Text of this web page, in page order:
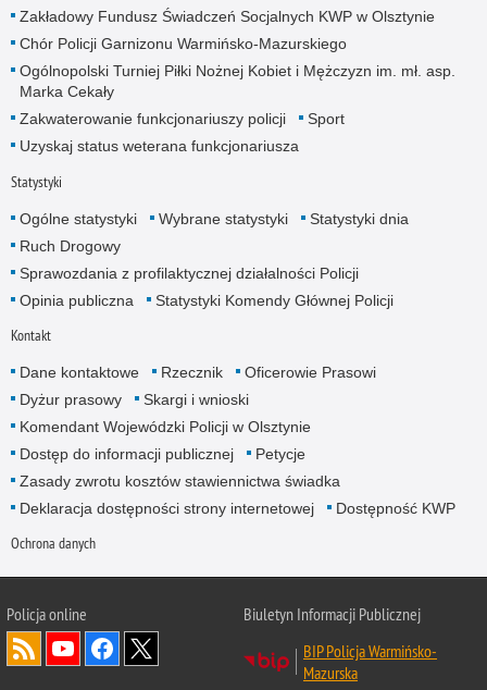
Zakładowy Fundusz Świadczeń Socjalnych KWP w Olsztynie
Chór Policji Garnizonu Warmińsko-Mazurskiego
Ogólnopolski Turniej Piłki Nożnej Kobiet i Mężczyzn im. mł. asp.
Marka Cekały
Zakwaterowanie funkcjonariuszy policji
Sport
Uzyskaj status weterana funkcjonariusza
Statystyki
Ogólne statystyki Wybrane statystyki
Statystyki dnia
Ruch Drogowy
Sprawozdania z profilaktycznej działalności Policji
Opinia publiczna
Statystyki Komendy Głównej Policji
Kontakt
Dane kontaktowe Rzecznik
Oficerowie Prasowi
Dyżur prasowy
Skargi i wnioski
Komendant Wojewódzki Policji w Olsztynie
Dostęp do informacji publicznej
Petycje
Zasady zwrotu kosztów stawiennictwa świadka
Deklaracja dostępności strony internetowej
Dostępność KWP
Ochrona danych
Policja online
Biuletyn Informacji Publicznej
BIP Policja Warmińsko-
Mazurska